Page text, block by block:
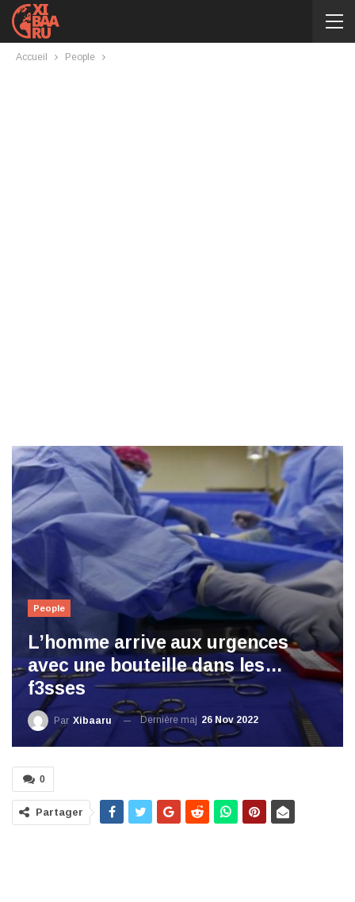
Accueil People
People
L’homme arrive aux urgences
avec une bouteille dans les…
f3sses
Par Xibaaru Dernière maj 26 Nov 2022
0
Partager